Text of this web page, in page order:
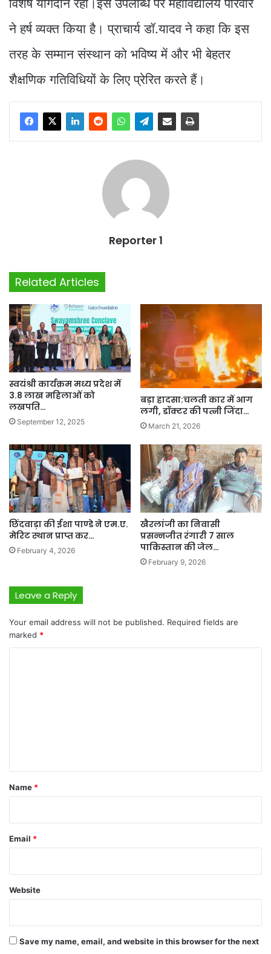
विशेष योगदान रहा।इस उपलब्धि पर महाविद्यालय परिवार
ने हर्ष व्यक्त किया है। प्राचार्य डॉ.यादव ने कहा कि इस
तरह के सम्मान संस्थान को भविष्य में और भी बेहतर
शैक्षणिक गतिविधियों के लिए प्रेरित करते हैं।
Reporter 1
Related Articles
स्वयंश्री कार्यक्रम मध्य प्रदेश में
3.8 लाख महिलाओं को
लखपति…
September 12, 2025
बड़ा हादसा:चलती कार में आग
लगी, डॉक्टर की पत्नी जिंदा…
March 21, 2026
छिंदवाड़ा की ईशा पाण्डे ने एम.ए.
मेरिट स्थान प्राप्त कर…
February 4, 2026
खैरलांजी का निवासी
प्रसन्नजीत रंगारी 7 साल
पाकिस्तान की जेल…
February 9, 2026
Leave a Reply
Your email address will not be published. Required fields are
marked *
*
Name *
Email *
Website
Save my name, email, and website in this browser for the next